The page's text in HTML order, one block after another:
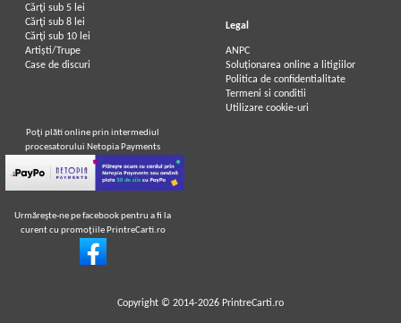
Cărţi sub 5 lei
Cărţi sub 8 lei
Cărţi sub 10 lei
Artiști/Trupe
Case de discuri
Legal
ANPC
Soluționarea online a litigiilor
Politica de confidentialitate
Termeni si conditii
Utilizare cookie-uri
Poţi plăti online prin intermediul
procesatorului Netopia Payments
Urmăreşte-ne pe facebook pentru a fi la
curent cu promoţiile PrintreCarti.ro
Copyright © 2014-2026 PrintreCarti.ro